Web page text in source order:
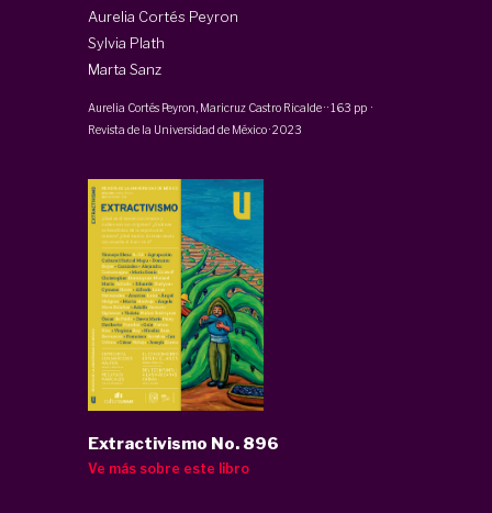
Aurelia Cortés Peyron
Sylvia Plath
Marta Sanz
Aurelia Cortés Peyron, Maricruz Castro Ricalde··163 pp ·
Revista de la Universidad de México·2023
Extractivismo No. 896
Ve más sobre este libro